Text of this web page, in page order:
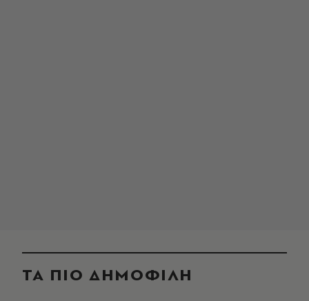
ΤΑ ΠΙΟ ΔΗΜΟΦΙΛΗ